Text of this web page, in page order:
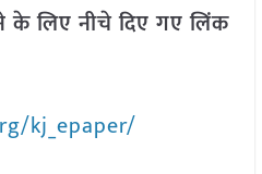
लिए नीचे दिए गए लिंक
kj_epaper/